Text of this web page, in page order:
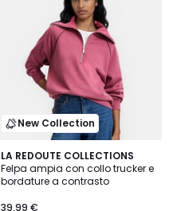
New Collection
LA REDOUTE COLLECTIONS
Felpa ampia con collo trucker e
bordature a contrasto
39,99 €